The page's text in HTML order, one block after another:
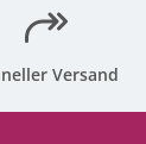
Versand